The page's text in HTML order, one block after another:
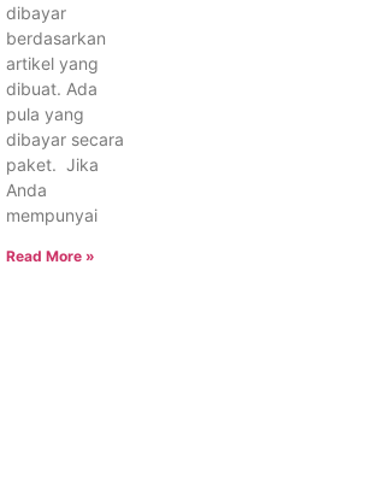
dibayar
berdasarkan
artikel yang
dibuat. Ada
pula yang
dibayar secara
paket. Jika
Anda
mempunyai
Read More »